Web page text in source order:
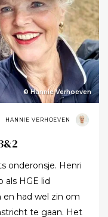
© Hannie Verhoeven
HANNIE VERHOEVEN
HGE lid
had wel zin om
te gaan. Het